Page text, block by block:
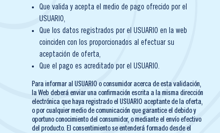
Que valida y acepta el medio de pago ofrecido por el
USUARIO,
Que los datos registrados por el USUARIO en la web
coinciden con los proporcionados al efectuar su
aceptación de oferta,
Que el pago es acreditado por el USUARIO.
Para informar al USUARIO o consumidor acerca de esta validación,
la Web deberá enviar una confirmación escrita a la misma dirección
electrónica que haya registrado el USUARIO aceptante de la oferta,
o por cualquier medio de comunicación que garantice el debido y
oportuno conocimiento del consumidor, o mediante el envío efectivo
del producto. El consentimiento se entenderá formado desde el